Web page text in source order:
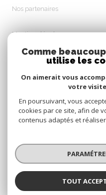
Nos partenaires
Mentions légales
Cookies
© 2026 | Tous droits réservés
Réalisé par
Comme
utilise les
On aimerait vous
votre
En poursuivant, vous
cookies par ce site, afin de
contenus adaptés et
TOUT